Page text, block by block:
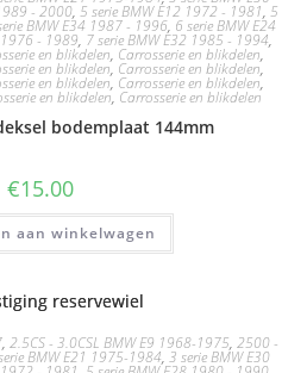
- 2000, 5 serie BMW E12 1972 - 1981, 5
BMW E34 1987 - 1996, 6 serie BMW E24
1976 - 1989, 7 serie BMW E32 1985 - 1994,
en blikdelen, Carrosserie en blikdelen,
en blikdelen, Carrosserie en blikdelen,
en blikdelen, Carrosserie en blikdelen,
en blikdelen, Carrosserie en blikdelen
bodemplaat 144mm
€15.00
aan winkelwagen
, 2.5CS - 3.0CSL BMW E9 1968-1975, 2500 -
BMW E21 1975-1984, 3 serie BMW E30